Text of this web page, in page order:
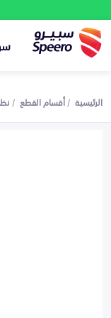
الرئيسية أقسام القطع